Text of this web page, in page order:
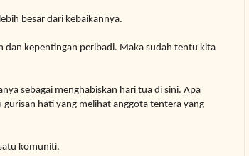
besar dari kebaikannya.
dan kepentingan peribadi. Maka sudah tentu kita
sebagai menghabiskan hari tua di sini. Apa
hati yang melihat anggota tentera yang
komuniti.